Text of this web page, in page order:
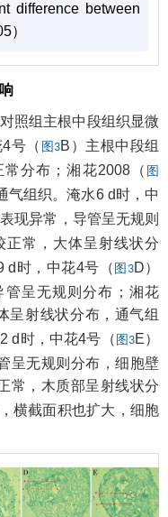
difference between
）
照组主根中段组织显微
号（ 图3B）主根中段组
分布；湘花2008（ 图
气组织。淹水6 d时，中
现异常，导管呈无规则
正常，大体呈射线状分
d时，中花4号（ 图3D）
呈无规则分布；湘花
呈射线状分布，通气组
d时，中花4号（ 图3E）
呈无规则分布，细胞壁
常，木质部呈射线状分
横截面积也扩大，细胞